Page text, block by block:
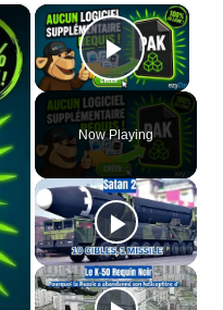
×
Play
Now Playing
×